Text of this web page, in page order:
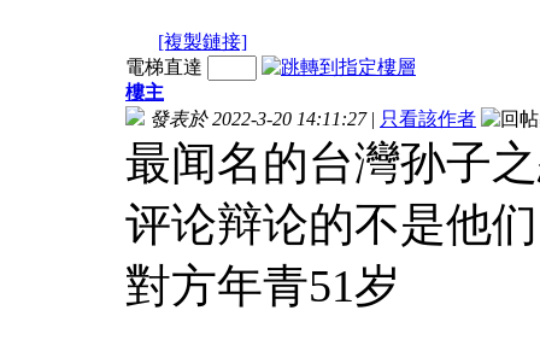
[複製鏈接]
電梯直達
樓主
發表於 2022-3-20 14:11:27 | 只看該作者
最闻名的台灣孙子
评论辩论的不是他
對方年青51岁